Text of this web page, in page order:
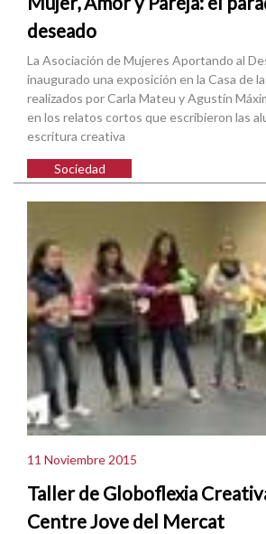
deseado
La Asociación de Mujeres Aportando al
inaugurado una exposición en la Casa de
realizados por Carla Mateu y Agustín
en los relatos cortos que escribieron las
escritura creativa
Sociedad
11 Noviembre 2015
Taller de Globoflexia
Centre Jove del Mercat